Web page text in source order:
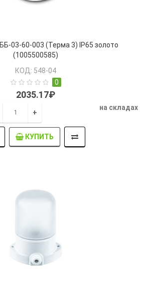
03-60-003 (Терма 3) IP65 золото
(1005500585)
КОД: 548-04
0
2035.17₽
+
на складах
КУПИТЬ